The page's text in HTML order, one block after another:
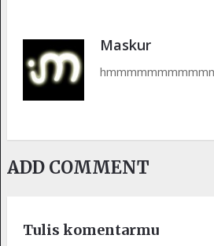
Maskur
ADD COMMENT
Tulis komentarmu